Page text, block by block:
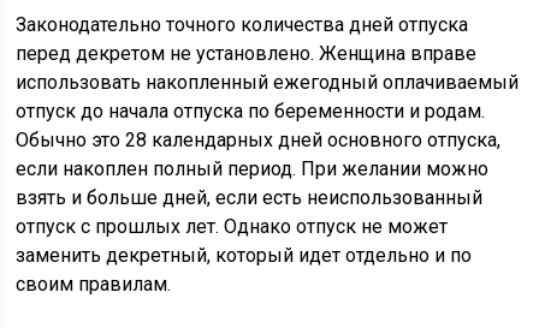
Законодательно точного количества дней отпуска
перед декретом не установлено. Женщина вправе
использовать накопленный ежегодный оплачиваемый
отпуск до начала отпуска по беременности и родам.
Обычно это 28 календарных дней основного отпуска,
если накоплен полный период. При желании можно
взять и больше дней, если есть неиспользованный
отпуск с прошлых лет. Однако отпуск не может
заменить декретный, который идет отдельно и по
своим правилам.